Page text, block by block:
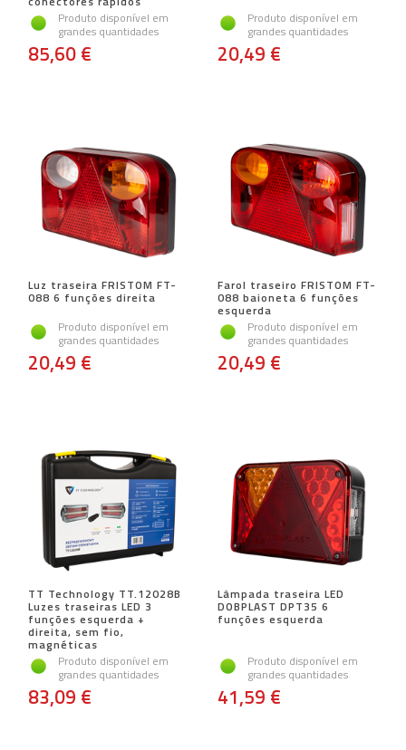
Produto disponível em
grandes quantidades
85,60 €
Produto disponível em
grandes quantidades
20,49 €
Luz traseira FRISTOM FT-
088 6 funções direita
Produto disponível em
grandes quantidades
20,49 €
Farol traseiro FRISTOM FT-
088 baioneta 6 funções
esquerda
Produto disponível em
grandes quantidades
20,49 €
TT Technology TT.12028B
Luzes traseiras LED 3
funções esquerda +
direita, sem fio,
magnéticas
Produto disponível em
grandes quantidades
83,09 €
Lâmpada traseira LED
DOBPLAST DPT35 6
funções esquerda
Produto disponível em
grandes quantidades
41,59 €